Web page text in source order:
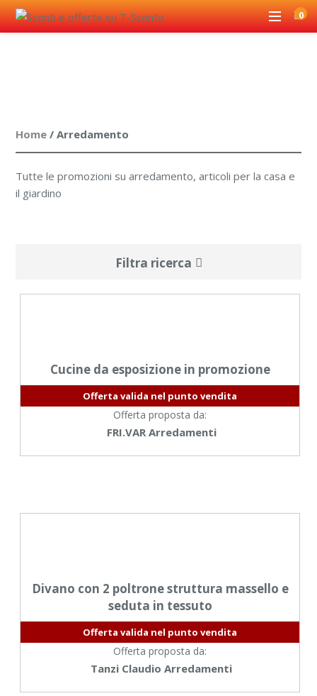
0
Home / Arredamento
Tutte le promozioni su arredamento, articoli per la casa e
il giardino
Filtra ricerca
Cucine da esposizione in promozione
Offerta valida nel punto vendita
Offerta proposta da:
FRI.VAR Arredamenti
Divano con 2 poltrone struttura massello e
seduta in tessuto
Offerta valida nel punto vendita
Offerta proposta da:
Tanzi Claudio Arredamenti